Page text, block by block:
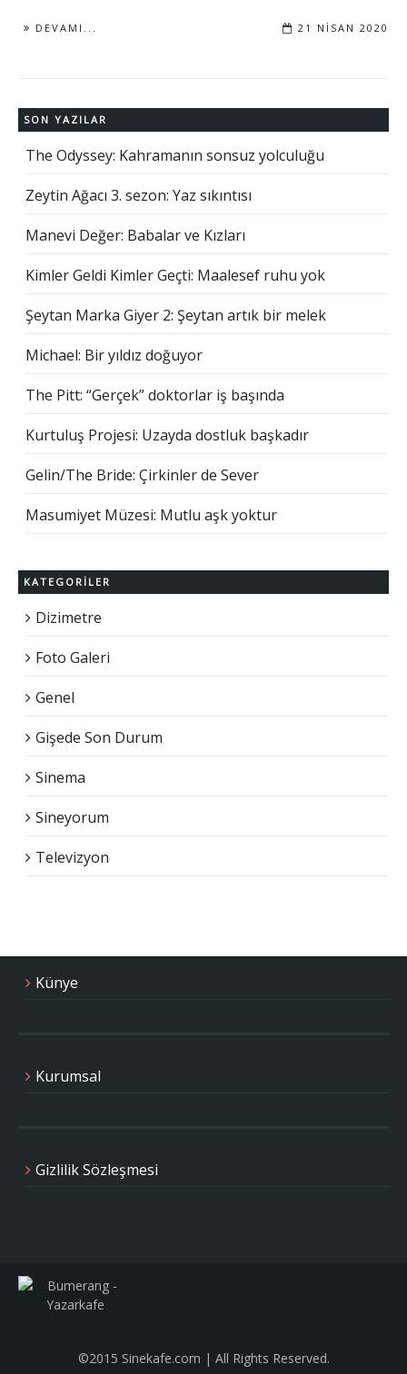
DEVAMI... 21 NISAN 2020
SON YAZILAR
The Odyssey: Kahramanın sonsuz yolculuğu
Zeytin Ağacı 3. sezon: Yaz sıkıntısı
Manevi Değer: Babalar ve Kızları
Kimler Geldi Kimler Geçti: Maalesef ruhu yok
Şeytan Marka Giyer 2: Şeytan artık bir melek
Michael: Bir yıldız doğuyor
The Pitt: “Gerçek” doktorlar iş başında
Kurtuluş Projesi: Uzayda dostluk başkadır
Gelin/The Bride: Çirkinler de Sever
Masumiyet Müzesi: Mutlu aşk yoktur
KATEGORILER
Dizimetre
Foto Galeri
Genel
Gişede Son Durum
Sinema
Sineyorum
Televizyon
Künye
Kurumsal
Gizlilik Sözleşmesi
©2015 Sinekafe.com | All Rights Reserved.